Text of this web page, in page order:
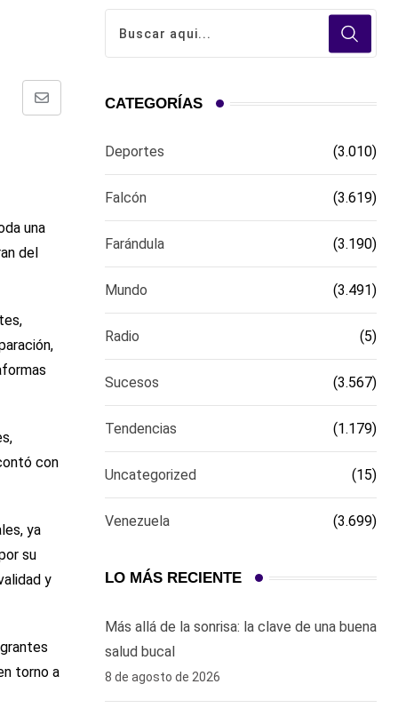
Comparte
una
del
con
ya
su
y
torno a
CATEGORÍAS
Deportes (3.010)
Falcón (3.619)
Farándula (3.190)
Mundo (3.491)
Radio (5)
Sucesos (3.567)
Tendencias (1.179)
Uncategorized (15)
Venezuela (3.699)
LO MÁS RECIENTE
Más allá de la sonrisa: la clave de una buena
salud bucal
8 de agosto de 2026